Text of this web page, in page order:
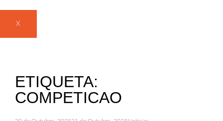
X
ETIQUETA:
COMPETICAO